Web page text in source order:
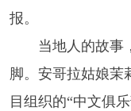
报。
当地人的故事
脚。安哥拉姑娘茉
目组织的“中文俱